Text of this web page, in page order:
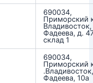
690034,
Приморский
Владивосток,
Фадеева, д.
склад 1
690034,
Приморский
Фадеева, 10а